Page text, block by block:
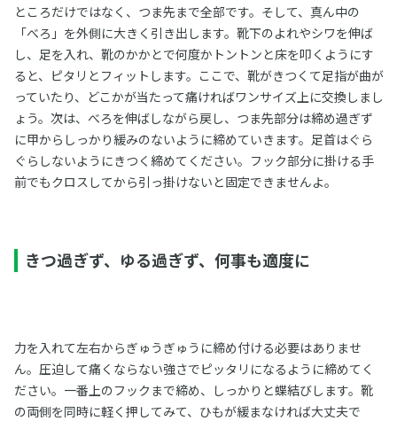
ところだけではなく、つま先まで全部です。そして、真ん中の
「べろ」を外側に大きく引き出します。靴下のよれやシワを伸ば
し、足を入れ、靴のかかとで何度かトントンと床を叩くようにす
ると、ピタリとフィットします。ここで、靴がきつくて足指が曲が
っていたり、どこかが当たって痛ければワンサイズ上に交換しまし
ょう。次は、べろを伸ばしながら戻し、つま先部分は締め過ぎず
に甲からしっかり緩みのないように締めていきます。足首はぐら
ぐらしないようにきつく締めてください。フック部分に掛ける手
前でもクロスしてから引っ掛けないと固定できませんよ。
きつ過ぎず、ゆる過ぎず、何事も適度に
力を入れて左右からぎゅうぎゅうに締め付ける必要はありませ
ん。圧迫して痛くならない強さでピッタリになるように締めてく
ださい。一番上のフックまで締め、しっかりと蝶結びします。靴
の両側を同時に軽く押してみて、ひもが緩まなければ大丈夫で